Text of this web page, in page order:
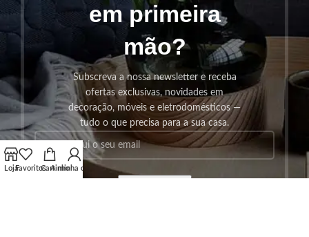
em primeira
mão?
Subscreva a nossa newsletter e receba
ofertas exclusivas, novidades em
decoração, móveis e eletrodomésticos —
tudo o que precisa para a sua casa.
LojaFavoritosCarrinho
A minha conta